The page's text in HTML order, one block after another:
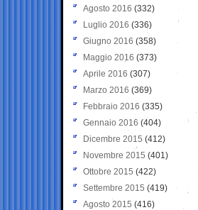
Agosto 2016 (332)
Luglio 2016 (336)
Giugno 2016 (358)
Maggio 2016 (373)
Aprile 2016 (307)
Marzo 2016 (369)
Febbraio 2016 (335)
Gennaio 2016 (404)
Dicembre 2015 (412)
Novembre 2015 (401)
Ottobre 2015 (422)
Settembre 2015 (419)
Agosto 2015 (416)